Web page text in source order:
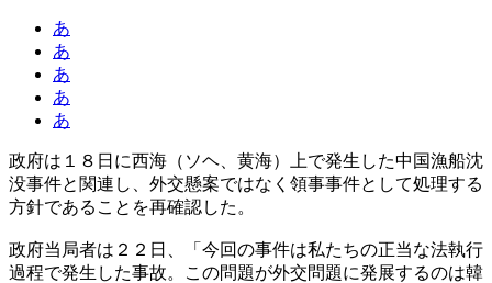
あ
あ
あ
あ
あ
政府は１８日に西海（ソヘ、黄海）上で発生した中国漁船沈
没事件と関連し、外交懸案ではなく領事事件として処理する
方針であることを再確認した。
政府当局者は２２日、「今回の事件は私たちの正当な法執行
過程で発生した事故。この問題が外交問題に発展するのは韓